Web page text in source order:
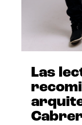
Las